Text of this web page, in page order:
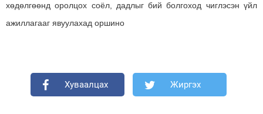
хөдөлгөөнд оролцох соёл, дадлыг бий болгоход чиглэсэн үйл
ажиллагааг явуулахад оршино
Хуваалцах Жиргэх